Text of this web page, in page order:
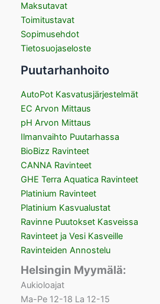
Maksutavat
Toimitustavat
Sopimusehdot
Tietosuojaseloste
Puutarhanhoito
AutoPot Kasvatusjärjestelmät
EC Arvon Mittaus
pH Arvon Mittaus
Ilmanvaihto Puutarhassa
BioBizz Ravinteet
CANNA Ravinteet
GHE Terra Aquatica Ravinteet
Platinium Ravinteet
Platinium Kasvualustat
Ravinne Puutokset Kasveissa
Ravinteet ja Vesi Kasveille
Ravinteiden Annostelu
Helsingin Myymälä:
Aukioloajat
Ma-Pe 12-18 La 12-15